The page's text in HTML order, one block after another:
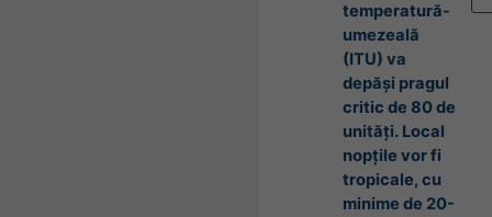
temperatură-
umezeală
(ITU) va
depăși pragul
critic de 80 de
unități. Local
nopțile vor fi
tropicale, cu
minime de 20-